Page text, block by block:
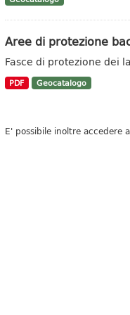
Aree di protezione
Fasce di protezione dei
PDF Geocatalogo
E' possibile inoltre accedere